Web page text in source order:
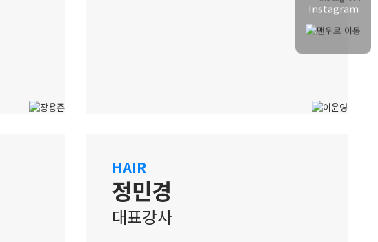
Instagram
HAIR
정민경
대표강사